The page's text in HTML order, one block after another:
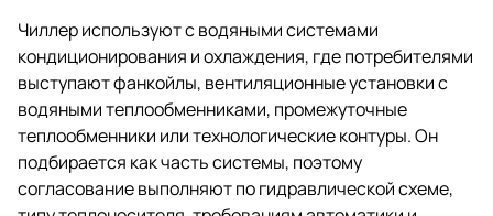
Чиллер используют с водяными системами
кондиционирования и охлаждения, где потребителями
выступают фанкойлы, вентиляционные установки с
водяными теплообменниками, промежуточные
теплообменники или технологические контуры. Он
подбирается как часть системы, поэтому
согласование выполняют по гидравлической схеме,